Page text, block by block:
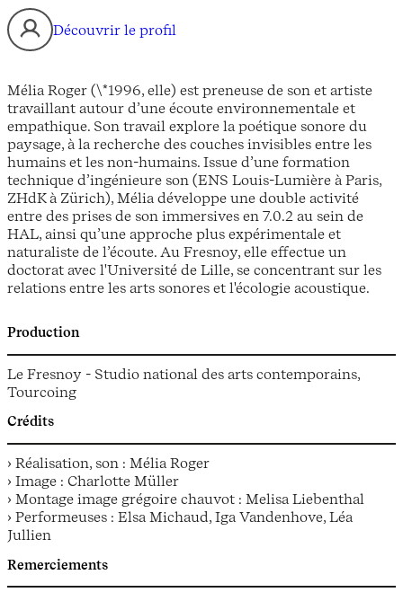
Découvrir le profil
Mélia Roger (\*1996, elle) est preneuse de son et artiste
travaillant autour d’une écoute environnementale et
empathique. Son travail explore la poétique sonore du
paysage, à la recherche des couches invisibles entre les
humains et les non-humains. Issue d’une formation
technique d’ingénieure son (ENS Louis-Lumière à Paris,
ZHdK à Zürich), Mélia développe une double activité
entre des prises de son immersives en 7.0.2 au sein de
HAL, ainsi qu’une approche plus expérimentale et
naturaliste de l’écoute. Au Fresnoy, elle effectue un
doctorat avec l'Université de Lille, se concentrant sur les
relations entre les arts sonores et l'écologie acoustique.
Production
Le Fresnoy - Studio national des arts contemporains,
Tourcoing
Crédits
› Réalisation, son : Mélia Roger
› Image : Charlotte Müller
› Montage image grégoire chauvot : Melisa Liebenthal
› Performeuses : Elsa Michaud, Iga Vandenhove, Léa
Jullien
Remerciements